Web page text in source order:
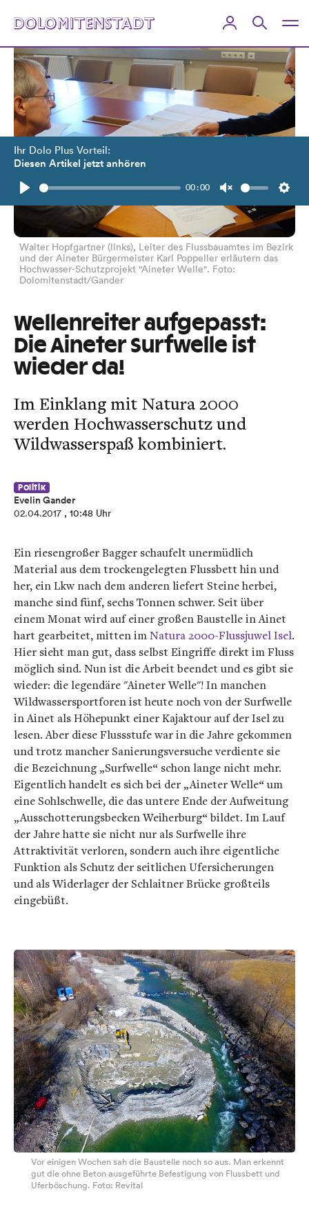
Ihr Dolo Plus Vorteil:
Diesen Artikel jetzt anhören
Play
00:00
Unmute
Walter Hopfgartner (links), Leiter des Flussbauamtes im Bezirk
und der Aineter Bürgermeister Karl Poppeller erläutern das
Hochwasser-Schutzprojekt "Aineter Welle". Foto:
Dolomitenstadt/Gander
Wellenreiter aufgepasst:
Die Aineter Surfwelle ist
wieder da!
Im Einklang mit Natura 2000
werden Hochwasserschutz und
Wildwasserspaß kombiniert.
Politik
Evelin Gander
02.04.2017 , 10:48 Uhr
Ein riesengroßer Bagger schaufelt unermüdlich
Material aus dem trockengelegten Flussbett hin und
her, ein Lkw nach dem anderen liefert Steine herbei,
manche sind fünf, sechs Tonnen schwer. Seit über
einem Monat wird auf einer großen Baustelle in Ainet
hart gearbeitet, mitten imNatura 2000-Flussjuwel Isel.
Hier sieht man gut, dass selbst Eingriffe direkt im Fluss
möglich sind. Nun ist die Arbeit beendet und es gibt sie
wieder: die legendäre "Aineter Welle"! In manchen
Wildwassersportforen ist heute noch von der Surfwelle
in Ainet als Höhepunkt einer Kajaktour auf der Isel zu
lesen. Aber diese Flussstufe war in die Jahre gekommen
und trotz mancher Sanierungsversuche verdiente sie
die Bezeichnung „Surfwelle“ schon lange nicht mehr.
Eigentlich handelt es sich bei der „Aineter Welle“ um
eine Sohlschwelle, die das untere Ende der Aufweitung
„Ausschotterungsbecken Weiherburg“ bildet. Im Lauf
der Jahre hatte sie nicht nur als Surfwelle ihre
Attraktivität verloren, sondern auch ihre eigentliche
Funktion als Schutz der seitlichen Ufersicherungen
und als Widerlager der Schlaitner Brücke großteils
eingebüßt.
Vor einigen Wochen sah die Baustelle noch so aus. Man erkennt
gut die ohne Beton ausgeführte Befestigung von Flussbett und
Uferböschung. Foto: Revital